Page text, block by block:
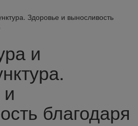
Здоровье и выносливость
и
благодаря